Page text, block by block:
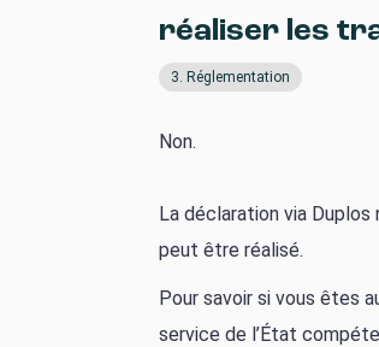
réaliser les
3. Réglementation
Non.
La déclaration via
peut être réalisé.
Pour savoir si vous êtes
service de l’État